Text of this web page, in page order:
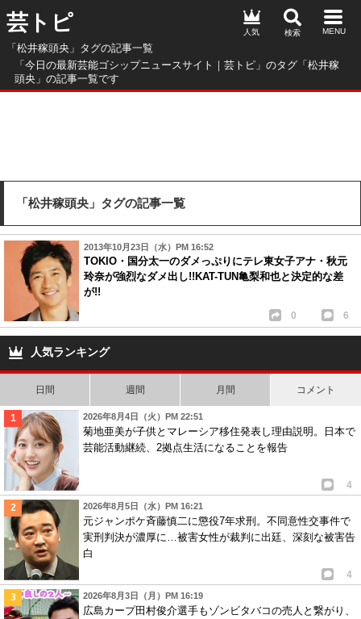
芸トピ
「松井稼頭央」タグの記事一覧
「今日の最新芸能ゴシップニュースサイト｜芸トピ」のタグ「松井稼
頭央」の記事一覧です
人気
「松井稼頭央」タグの記事一覧
2013年10月23日（水）PM 16:52
TOKIO・国分太一のダメっぷりにテレ東女子アナ・秋元
玲奈が強烈なダメ出し!!KAT-TUN亀梨和也と決定的な差
が!!
0 6
人気ランキング
日間 週間 月間 コメント
2026年8月4日（火）PM 22:51
菊地亜美が子供とマレーシア移住発表し理由説明。日本で
芸能活動継続、2拠点生活になることを報告
4
2026年8月5日（水）PM 16:21
元ジャンポケ斉藤慎二に懲役7年求刑。不同意性交事件で
実刑判決が濃厚に…被害女性が裁判に出廷、深刻な被害告
白
4
2026年8月3日（月）PM 16:19
広島カープ田村俊介選手もゾンビタバコの売人と繋がり、